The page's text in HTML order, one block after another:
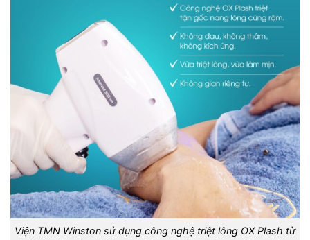
Viện TMN Winston sử dụng công nghệ triệt lông OX Plash từ